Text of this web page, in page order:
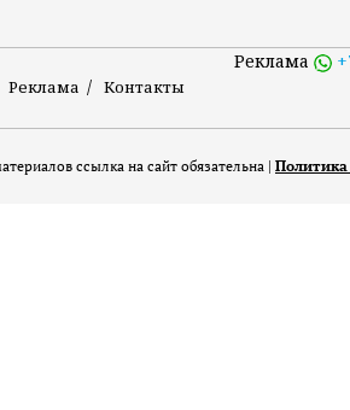
Реклама Контакты
Реклама
ссылка на сайт обязательна |